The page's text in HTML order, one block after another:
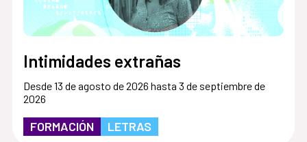
Intimidades extrañas
Desde 13 de agosto de 2026 hasta 3 de septiembre de
2026
FORMACIÓN LETRAS